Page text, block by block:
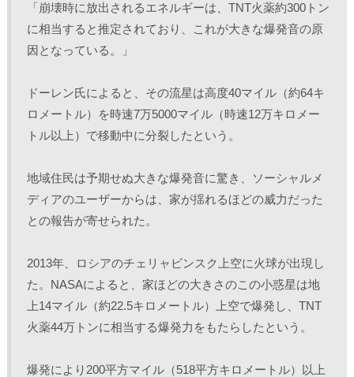
ま
す
)
「崩壊時に放出されるエネルギーは、TNT火薬約300トン
に相当すると推定されており、これが大きな爆発音の原
因となっている。」
ドーレン氏によると、その流星は高度40マイル（約64キ
ロメートル）を時速7万5000マイル（時速12万キロメー
トル以上）で移動中に分裂したという。
地域住民は予期せぬ大きな爆発音に驚き、ソーシャルメ
ディアのユーザーからは、家が揺れるほどの威力だった
との報告が寄せられた。
2013年、ロシアのチェリャビンスク上空に火球が出現し
た。NASAによると、家ほどの大きさのこの小惑星は地
上14マイル（約22.5キロメートル）上空で爆発し、TNT
火薬44万トンに相当する爆発力をもたらしたという。
爆発により200平方マイル（518平方キロメートル）以上